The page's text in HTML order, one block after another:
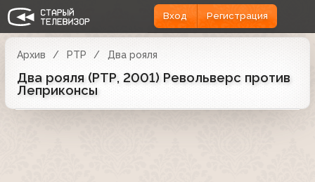
Вход Регистрация
Архив РТР Два рояля
Два рояля (РТР, 2001) Револьверс против
Леприконсы